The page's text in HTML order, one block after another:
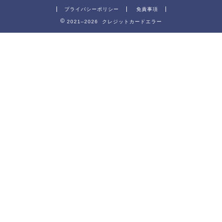
プライバシーポリシー 免責事項
2021–2026 クレジットカードエラー